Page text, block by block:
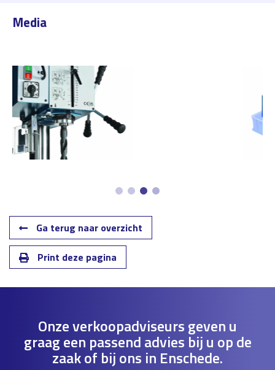
Media
Ga terug naar overzicht
Print deze pagina
Onze verkoopadviseurs geven u
graag een passend advies bij u op de
zaak of bij ons in Enschede.